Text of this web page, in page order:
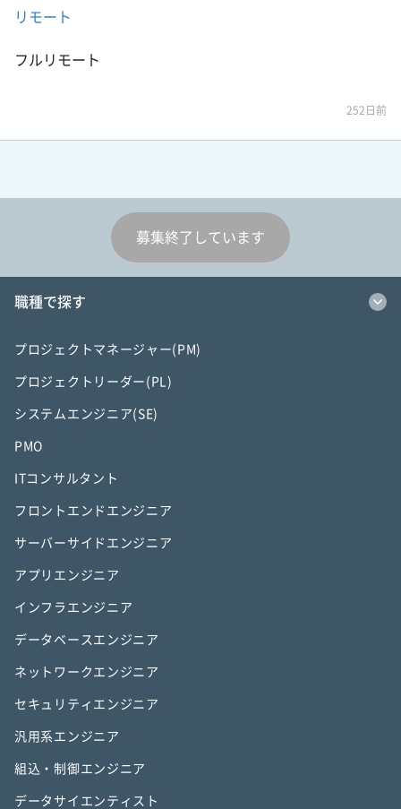
リモート
フルリモート
252日前
募集終了しています
職種で探す
プロジェクトマネージャー(PM)
プロジェクトリーダー(PL)
システムエンジニア(SE)
PMO
ITコンサルタント
フロントエンドエンジニア
サーバーサイドエンジニア
アプリエンジニア
インフラエンジニア
データベースエンジニア
ネットワークエンジニア
セキュリティエンジニア
汎用系エンジニア
組込・制御エンジニア
データサイエンティスト